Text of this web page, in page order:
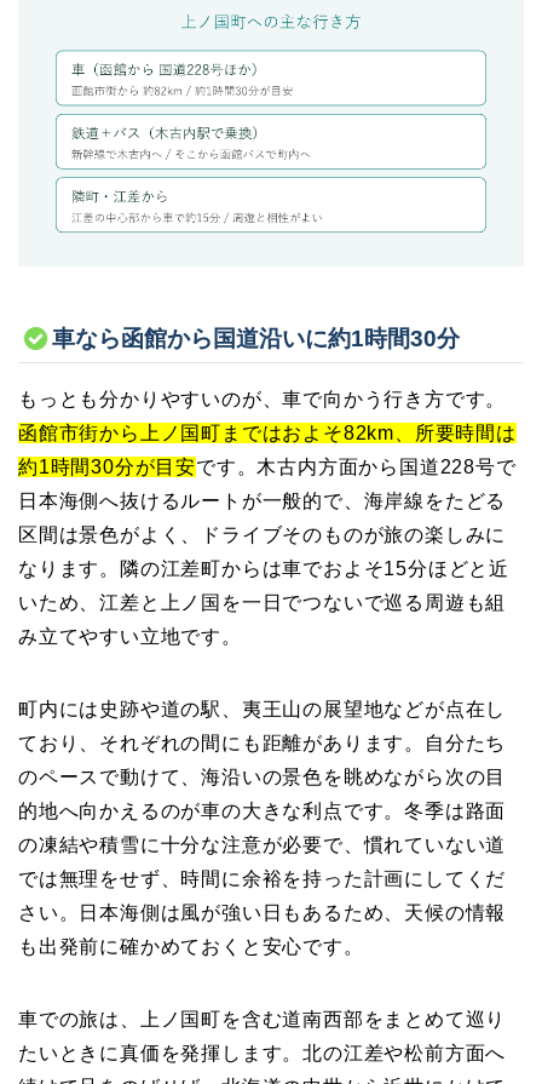
車なら函館から国道沿いに約1時間30分
もっとも分かりやすいのが、車で向かう行き方です。
函館市街から上ノ国町まではおよそ82km、所要時間は
約1時間30分が目安です。木古内方面から国道228号で
日本海側へ抜けるルートが一般的で、海岸線をたどる
区間は景色がよく、ドライブそのものが旅の楽しみに
なります。隣の江差町からは車でおよそ15分ほどと近
いため、江差と上ノ国を一日でつないで巡る周遊も組
み立てやすい立地です。
町内には史跡や道の駅、夷王山の展望地などが点在し
ており、それぞれの間にも距離があります。自分たち
のペースで動けて、海沿いの景色を眺めながら次の目
的地へ向かえるのが車の大きな利点です。冬季は路面
の凍結や積雪に十分な注意が必要で、慣れていない道
では無理をせず、時間に余裕を持った計画にしてくだ
さい。日本海側は風が強い日もあるため、天候の情報
も出発前に確かめておくと安心です。
車での旅は、上ノ国町を含む道南西部をまとめて巡り
たいときに真価を発揮します。北の江差や松前方面へ